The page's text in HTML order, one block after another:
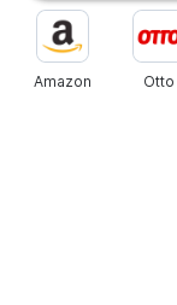
Amazon Otto